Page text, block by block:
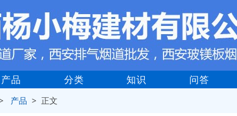
产品 分类 知识 问答
产品 > 正文